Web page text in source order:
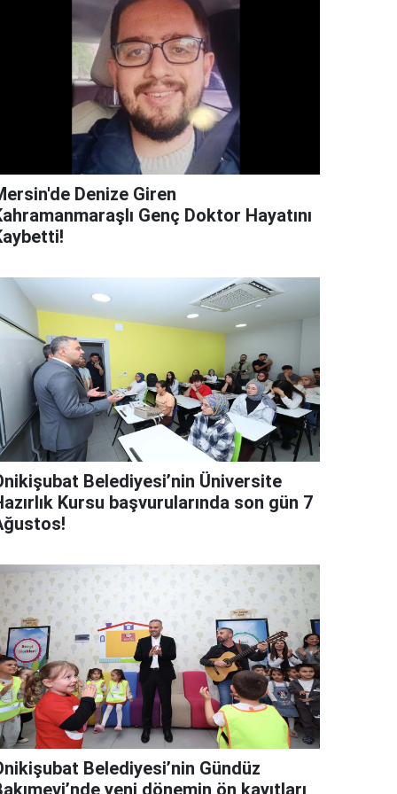
Denize Giren
Genç Doktor Hayatını
Belediyesi’nin Üniversite
Kursu başvurularında son gün 7
Belediyesi’nin Gündüz